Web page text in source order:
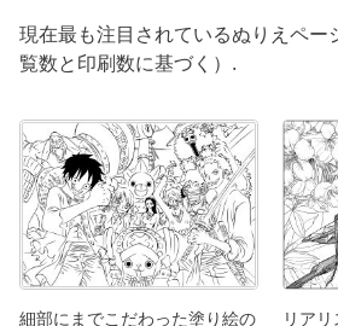
現在最も注目されているぬりえペー
覧数と印刷数に基づく）.
細部にまでこだわった塗り絵の
リア